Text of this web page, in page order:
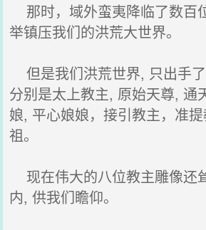
那时，域外蛮夷降临了数百
举镇压我们的洪荒大世界。
但是我们洪荒世界, 只出手
分别是太上教主, 原始天尊, 通
娘, 平心娘娘，接引教主，准
祖。
现在伟大的八位教主雕像还
内, 供我们瞻仰。